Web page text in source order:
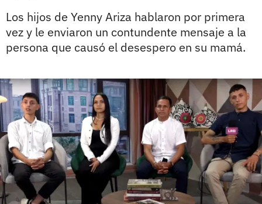
Los hijos de Yenny Ariza hablaron por primera
vez y le enviaron un contundente mensaje a la
persona que causó el desespero en su mamá.